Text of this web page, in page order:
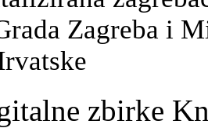
Zagreba i
zbirke